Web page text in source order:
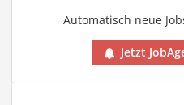
Automatisch neue
Jetzt